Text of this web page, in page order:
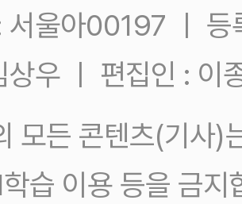
서울아00197 ㅣ
상우 ㅣ 편집인 : 이
모든 콘텐츠(기사)
습 이용 등을 금지